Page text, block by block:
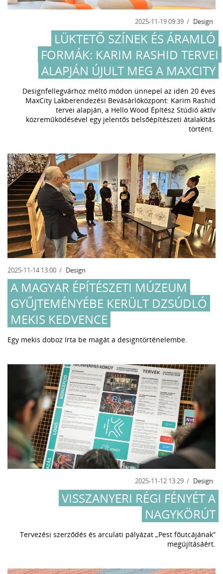
2025-11-19 09:39 Design
LÜKTETŐ SZÍNEK ÉS ÁRAMLÓ
FORMÁK: KARIM RASHID TERVEI
ALAPJÁN ÚJULT MEG A MAXCITY
Designfellegvárhoz méltó módon ünnepel az idén 20 éves
MaxCity Lakberendezési Bevásárlóközpont: Karim Rashid
tervei alapján, a Hello Wood Építész Stúdió aktív
közreműködésével egy jelentős belsőépítészeti átalakítás
történt.
2025-11-14 13:00 Design
A MAGYAR ÉPÍTÉSZETI MÚZEUM
GYŰJTEMÉNYÉBE KERÜLT DZSÚDLÓ
MEKIS KEDVENCE
Egy mekis doboz írta be magát a designtörténelembe.
2025-11-12 13:29 Design
VISSZANYERI RÉGI FÉNYÉT A
NAGYKÖRÚT
Tervezési szerződés és arculati pályázat „Pest főutcájának”
megújításáért.